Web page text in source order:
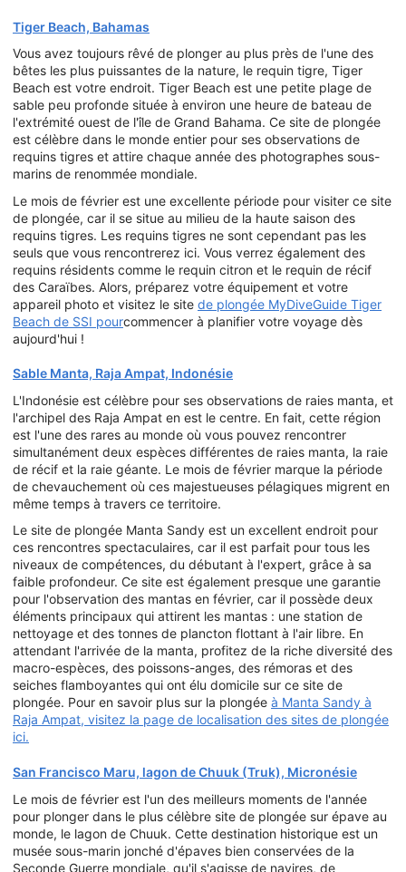
Tiger Beach, Bahamas
Vous avez toujours rêvé de plonger au plus près de l'une des
bêtes les plus puissantes de la nature, le requin tigre, Tiger
Beach est votre endroit. Tiger Beach est une petite plage de
sable peu profonde située à environ une heure de bateau de
l'extrémité ouest de l'île de Grand Bahama. Ce site de plongée
est célèbre dans le monde entier pour ses observations de
requins tigres et attire chaque année des photographes sous-
marins de renommée mondiale.
Le mois de février est une excellente période pour visiter ce site
de plongée, car il se situe au milieu de la haute saison des
requins tigres. Les requins tigres ne sont cependant pas les
seuls que vous rencontrerez ici. Vous verrez également des
requins résidents comme le requin citron et le requin de récif
des Caraïbes. Alors, préparez votre équipement et votre
appareil photo et visitez le site de plongée MyDiveGuide Tiger
Beach de SSI pourcommencer à planifier votre voyage dès
aujourd'hui !
Sable Manta, Raja Ampat, Indonésie
L'Indonésie est célèbre pour ses observations de raies manta, et
l'archipel des Raja Ampat en est le centre. En fait, cette région
est l'une des rares au monde où vous pouvez rencontrer
simultanément deux espèces différentes de raies manta, la raie
de récif et la raie géante. Le mois de février marque la période
de chevauchement où ces majestueuses pélagiques migrent en
même temps à travers ce territoire.
Le site de plongée Manta Sandy est un excellent endroit pour
ces rencontres spectaculaires, car il est parfait pour tous les
niveaux de compétences, du débutant à l'expert, grâce à sa
faible profondeur. Ce site est également presque une garantie
pour l'observation des mantas en février, car il possède deux
éléments principaux qui attirent les mantas : une station de
nettoyage et des tonnes de plancton flottant à l'air libre. En
attendant l'arrivée de la manta, profitez de la riche diversité des
macro-espèces, des poissons-anges, des rémoras et des
seiches flamboyantes qui ont élu domicile sur ce site de
plongée. Pour en savoir plus sur la plongée à Manta Sandy à
Raja Ampat, visitez la page de localisation des sites de plongée
ici.
San Francisco Maru, lagon de Chuuk (Truk), Micronésie
Le mois de février est l'un des meilleurs moments de l'année
pour plonger dans le plus célèbre site de plongée sur épave au
monde, le lagon de Chuuk. Cette destination historique est un
musée sous-marin jonché d'épaves bien conservées de la
Seconde Guerre mondiale, qu'il s'agisse de navires, de